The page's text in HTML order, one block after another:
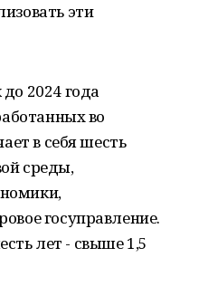
эти
2024 года
во
в себя шесть
среды,
госуправление.
лет - свыше 1,5